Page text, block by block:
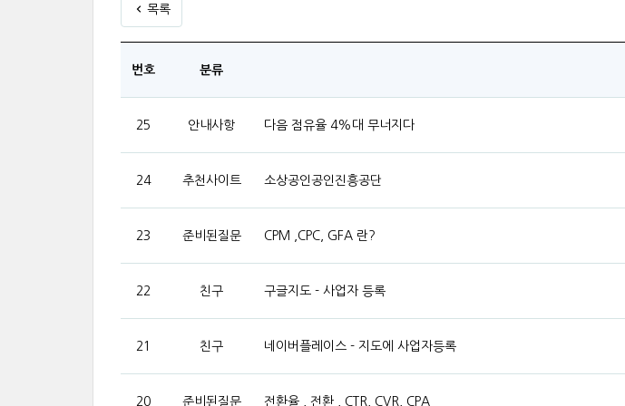
목록
번호 분류
25 안내사항 다음 점유율 4%대 무너지다
24 추천사이트 소상공인공인진흥공단
23 준비된질문 CPM ,CPC, GFA 란?
22 친구 구글지도 - 사업자 등록
21 친구 네이버플레이스 - 지도에 사업자등록
20 준비된질문 전환율 , 전환 , CTR, CVR, CPA